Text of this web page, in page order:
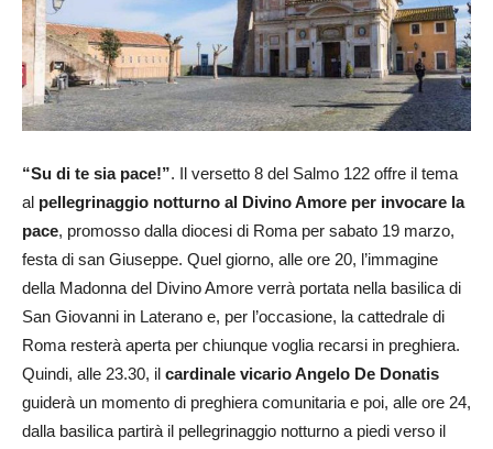
“Su di te sia pace!”. Il versetto 8 del Salmo 122 offre il tema
al pellegrinaggio notturno al Divino Amore per invocare la
pace, promosso dalla diocesi di Roma per sabato 19 marzo,
festa di san Giuseppe. Quel giorno, alle ore 20, l’immagine
della Madonna del Divino Amore verrà portata nella basilica di
San Giovanni in Laterano e, per l’occasione, la cattedrale di
Roma resterà aperta per chiunque voglia recarsi in preghiera.
Quindi, alle 23.30, il cardinale vicario Angelo De Donatis
guiderà un momento di preghiera comunitaria e poi, alle ore 24,
dalla basilica partirà il pellegrinaggio notturno a piedi verso il